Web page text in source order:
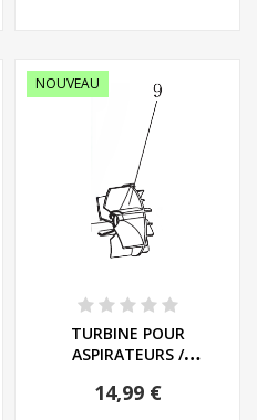
NOUVEAU
TURBINE POUR
ASPIRATEURS /
14,99 €